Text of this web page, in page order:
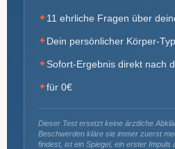
✦11 ehrliche Fragen über
✦Dein persönlicher Körper-
✦Sofort-Ergebnis direkt nach
✦für 0€
Dieser Test ersetzt keine ärztliche
Beschwerden kläre sie immer zuerst
findest, ist ein Spiegel, ein erster Impuls